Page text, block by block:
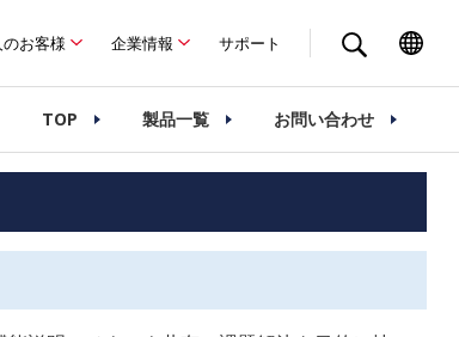
お客様 企業情報 サポート
TOP 製品一覧 お問い合わせ